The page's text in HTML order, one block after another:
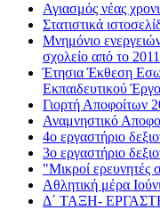
Αγιασμός νέας
Στατιστικά
Μνημόνιο
σχολείο από το 2011
Έτησια Έκθεση
Εκπαιδευτικού
Γιορτή Αποφοίτων
Αναμνηστικό
4ο εργαστήριο
3ο εργαστήριο
"Μικροί ερευνητές
Αθλητική μέρα
Δ΄ ΤΑΞΗ-